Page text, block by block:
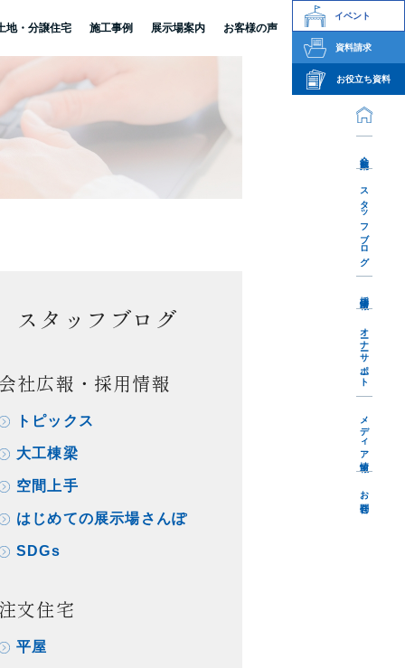
地・分譲住宅 施工事例 展示場案内 お客様の声
イベント
資料請求
お役立ち資料
スタッフブログ
オーナーサポート
メディア情報
お問合せ
スタッフブログ
社広報・採用情報
トピックス
大工棟梁
空間上手
はじめての展示場さんぽ
SDGs
文住宅
平屋